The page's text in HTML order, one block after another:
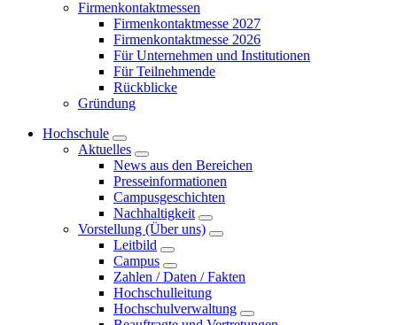
Firmenkontaktmessen
Firmenkontaktmesse 2027
Firmenkontaktmesse 2026
Für Unternehmen und Institutionen
Für Teilnehmende
Rückblicke
Gründung
Hochschule
Aktuelles
News aus den Bereichen
Presseinformationen
Campusgeschichten
Nachhaltigkeit
Vorstellung (Über uns)
Leitbild
Campus
Zahlen / Daten / Fakten
Hochschulleitung
Hochschulverwaltung